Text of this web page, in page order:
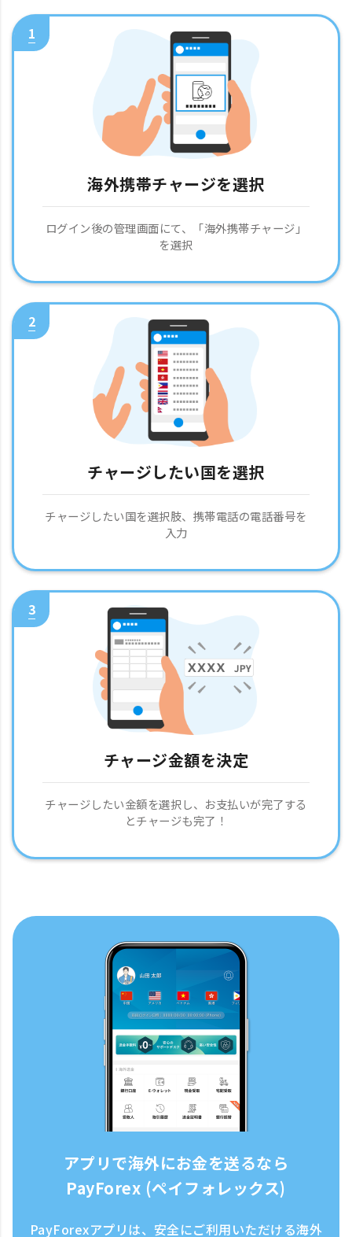
1
海外携帯チャージを選択
ログイン後の管理画面にて、「海外携帯チャージ」
を選択
2
チャージしたい国を選択
チャージしたい国を選択肢、携帯電話の電話番号を
入力
3
チャージ金額を決定
チャージしたい金額を選択し、お支払いが完了する
とチャージも完了！
アプリで海外にお金を送るなら
PayForex (ペイフォレックス)
PayForexアプリは、安全にご利用いただける海外